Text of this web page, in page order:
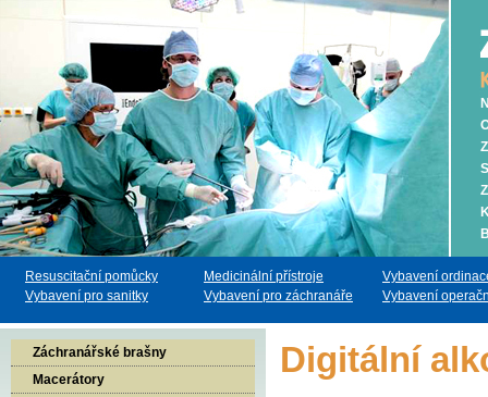
Resuscitační pomůcky Medicinální přístroje
Vybavení
Vybavení pro sanitky
Vybavení pro záchranáře Vybavení
Záchranářské brašny
Macerátory
Digitální